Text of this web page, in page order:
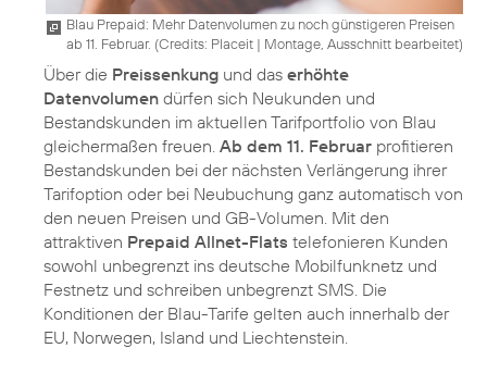
Blau Prepaid: Mehr Datenvolumen zu noch günstigeren Preisen
ab 11. Februar. (Credits: Placeit | Montage, Ausschnitt bearbeitet)
Über die Preissenkung und das erhöhte
Datenvolumen dürfen sich Neukunden und
Bestandskunden im aktuellen Tarifportfolio von Blau
gleichermaßen freuen. Ab dem 11. Februar profitieren
Bestandskunden bei der nächsten Verlängerung ihrer
Tarifoption oder bei Neubuchung ganz automatisch von
den neuen Preisen und GB-Volumen. Mit den
attraktiven Prepaid Allnet-Flats telefonieren Kunden
sowohl unbegrenzt ins deutsche Mobilfunknetz und
Festnetz und schreiben unbegrenzt SMS. Die
Konditionen der Blau-Tarife gelten auch innerhalb der
EU, Norwegen, Island und Liechtenstein.